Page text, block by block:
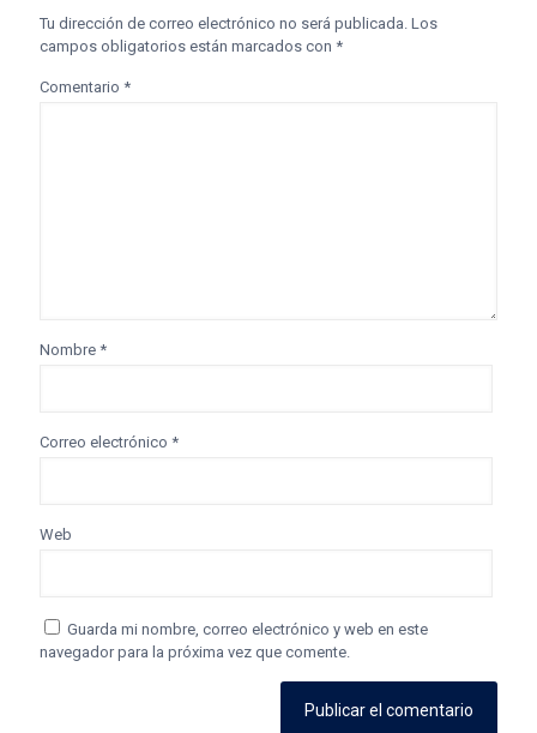
Tu dirección de correo electrónico no será publicada. Los
campos obligatorios están marcados con *
Comentario *
Nombre *
Correo electrónico *
Web
Guarda mi nombre, correo electrónico y web en este
navegador para la próxima vez que comente.